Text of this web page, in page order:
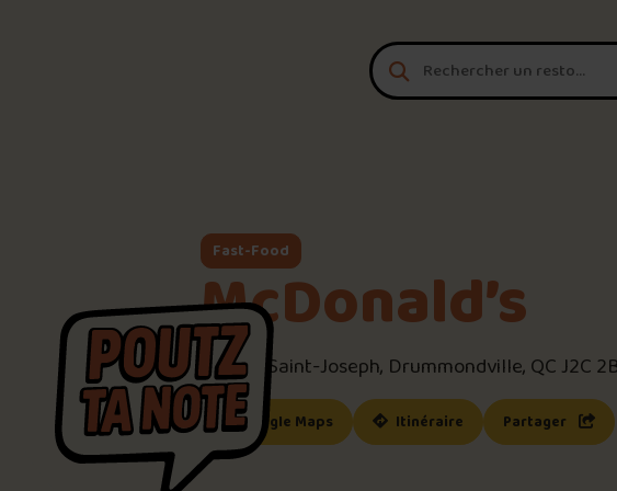
Fast-Food
McDonald’s
575 Bd Saint-Joseph, Drummondville, QC J2C
Google Maps (ce lien s’ouvrira dans une nouvelle
Itinéraire (ce lien s’ouvrira
Partager